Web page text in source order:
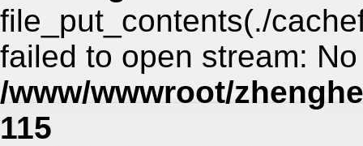
file_put_contents(./
failed to open stream:
/www/wwwroot/
115